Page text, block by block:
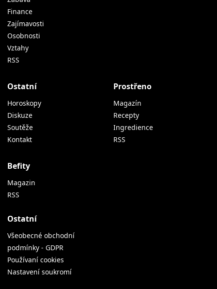
Finance
Zajímavosti
Osobnosti
Vztahy
RSS
Ostatní
Horoskopy
Diskuze
Soutěže
Kontakt
Prostřeno
Magazín
Recepty
Ingredience
RSS
Befity
Magazin
RSS
Ostatní
Všeobecné obchodní
podmínky - GDPR
Používaní cookies
Nastavení soukromí